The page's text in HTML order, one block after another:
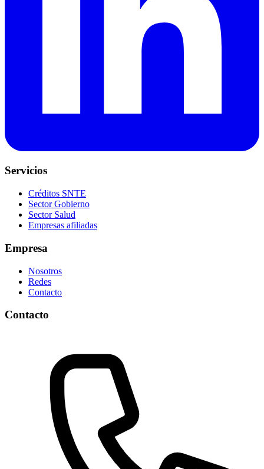
Servicios
Créditos SNTE
Sector Gobierno
Sector Salud
Empresas afiliadas
Empresa
Nosotros
Redes
Contacto
Contacto